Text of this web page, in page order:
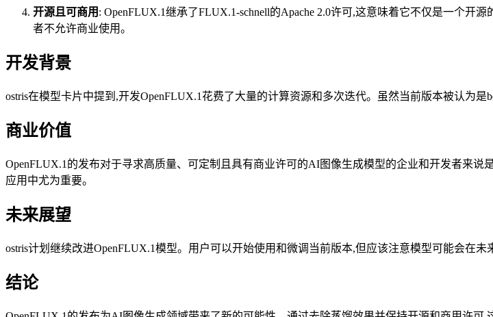
开源且可商用 : OpenFLUX.1继承了FLUX.1-schnell的Apache 2.0许可,这意味着它不仅是一个开
者不允许商业使用。
开发背景
ostris在模型卡片中提到,开发OpenFLUX.1花费了大量的计算资源和多次迭代。虽然当前版本被认为
商业价值
OpenFLUX.1的发布对于寻求高质量、可定制且具有商业许可的AI图像生成模型的企业和开发者来
应用中尤为重要。
未来展望
ostris计划继续改进OpenFLUX.1模型。用户可以开始使用和微调当前版本,但应该注意模型可能会在未
结论